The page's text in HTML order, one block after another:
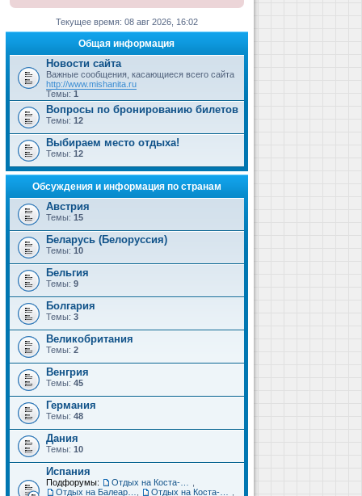
Текущее время: 08 авг 2026, 16:02
Общая информация
Новости сайта
Важные сообщения, касающиеся всего сайта
http://www.mishanita.ru
Темы: 1
Вопросы по бронированию билетов
Темы: 12
Выбираем место отдыха!
Темы: 12
Обсуждения и информация по странам
Австрия
Темы: 15
Беларусь (Белоруссия)
Темы: 10
Бельгия
Темы: 9
Болгария
Темы: 3
Великобритания
Темы: 2
Венгрия
Темы: 45
Германия
Темы: 48
Дания
Темы: 10
Испания
Подфорумы: